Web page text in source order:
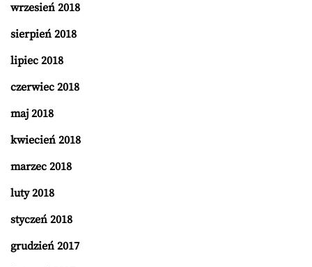
wrzesień 2018
sierpień 2018
lipiec 2018
czerwiec 2018
maj 2018
kwiecień 2018
marzec 2018
luty 2018
styczeń 2018
grudzień 2017